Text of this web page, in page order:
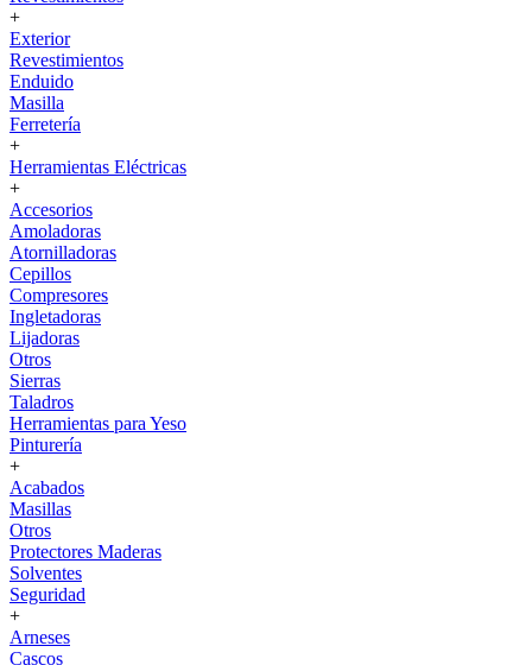
+
Exterior
Revestimientos
Enduido
Masilla
Ferretería
+
Herramientas Eléctricas
+
Accesorios
Amoladoras
Atornilladoras
Cepillos
Compresores
Ingletadoras
Lijadoras
Otros
Sierras
Taladros
Herramientas para Yeso
Pinturería
+
Acabados
Masillas
Otros
Protectores Maderas
Solventes
Seguridad
+
Arneses
Cascos